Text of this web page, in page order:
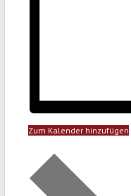
Zum Kalender hinzufügen